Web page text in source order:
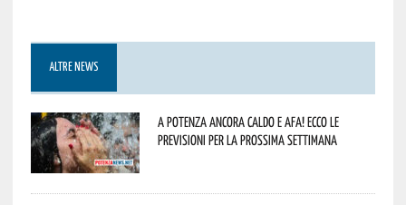
ALTRE NEWS
A Potenza ancora caldo e afa! Ecco le
previsioni per la prossima settimana